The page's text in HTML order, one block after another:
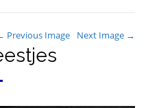
Previous Image Next Image →